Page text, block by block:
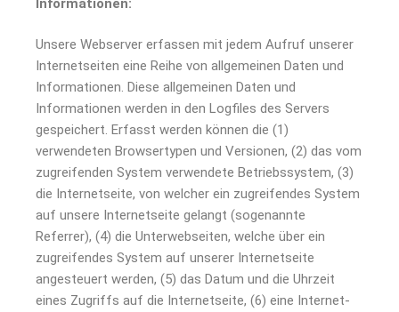
Unsere Webserver erfassen mit jedem Aufruf unserer
Internetseiten eine Reihe von allgemeinen Daten und
Informationen. Diese allgemeinen Daten und
Informationen werden in den Logfiles des Servers
gespeichert. Erfasst werden können die (1)
verwendeten Browsertypen und Versionen, (2) das vom
zugreifenden System verwendete Betriebssystem, (3)
die Internetseite, von welcher ein zugreifendes System
auf unsere Internetseite gelangt (sogenannte
Referrer), (4) die Unterwebseiten, welche über ein
zugreifendes System auf unserer Internetseite
angesteuert werden, (5) das Datum und die Uhrzeit
eines Zugriffs auf die Internetseite, (6) eine Internet-